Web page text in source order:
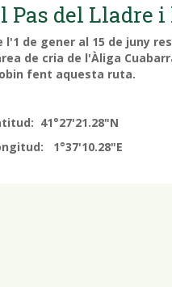
Pas del Lladre
l'1 de gener al 15 de juny
de cria de l'Àliga
fent aquesta ruta.
41°27'21.28"N
1°37'10.28"E